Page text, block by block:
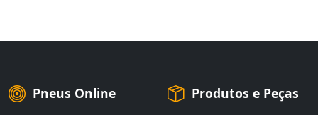
Pneus Online Produtos e Peças